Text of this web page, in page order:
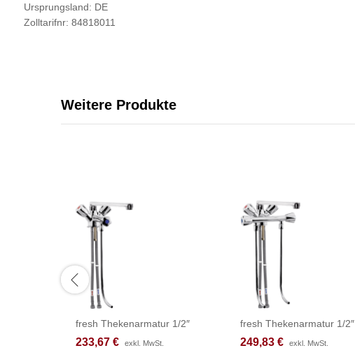
Ursprungsland: DE
Zolltarifnr: 84818011
Weitere Produkte
fresh Thekenarmatur 1/2″
233,67 € exkl. MwSt.
233,67 € exkl. MwSt.
fresh Thekenarmatur 1/2″
249,83 € exkl. MwSt.
249,83 € exkl. MwSt.